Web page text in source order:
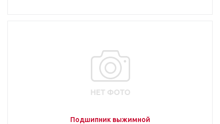
Подшипник выжимной